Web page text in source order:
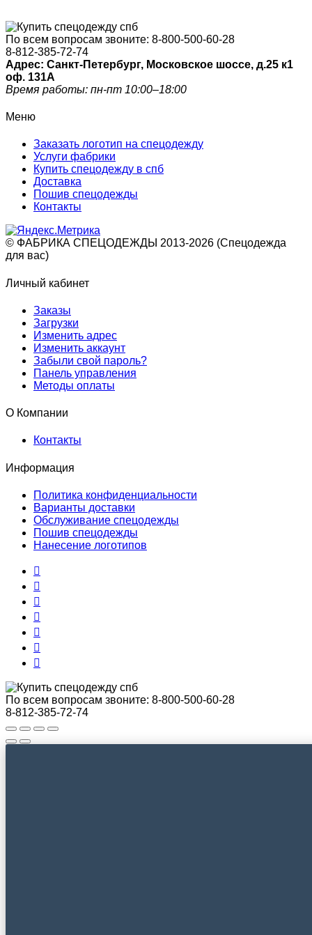
По всем вопросам звоните: 8-800-500-60-28
8-812-385-72-74
Адрес: Санкт-Петербург, Московское шоссе, д.25 к1
оф. 131A
Время работы: пн-пт 10:00–18:00
Меню
Заказать логотип на спецодежду
Услуги фабрики
Купить спецодежду в спб
Доставка
Пошив спецодежды
Контакты
© ФАБРИКА СПЕЦОДЕЖДЫ 2013-2026 (Спецодежда
для вас)
Личный кабинет
Заказы
Загрузки
Изменить адрес
Изменить аккаунт
Забыли свой пароль?
Панель управления
Методы оплаты
О Компании
Контакты
Информация
Политика конфиденциальности
Варианты доставки
Обслуживание спецодежды
Пошив спецодежды
Нанесение логотипов
По всем вопросам звоните: 8-800-500-60-28
8-812-385-72-74